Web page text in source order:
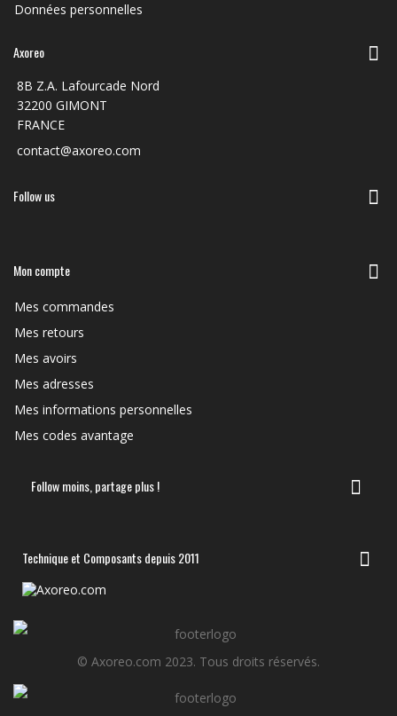
Données personnelles
Axoreo
8B Z.A. Lafourcade Nord
32200 GIMONT
FRANCE
contact@axoreo.com
Follow us
Mon compte
Mes commandes
Mes retours
Mes avoirs
Mes adresses
Mes informations personnelles
Mes codes avantage
Follow moins, partage plus !
Technique et Composants depuis 2011
© Axoreo.com 2023. Tous droits réservés.